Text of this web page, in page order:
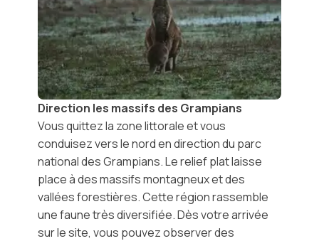
Direction les massifs des Grampians
Vous quittez la zone littorale et vous
conduisez vers le nord en direction du parc
national des Grampians. Le relief plat laisse
place à des massifs montagneux et des
vallées forestières. Cette région rassemble
une faune très diversifiée. Dès votre arrivée
sur le site, vous pouvez observer des